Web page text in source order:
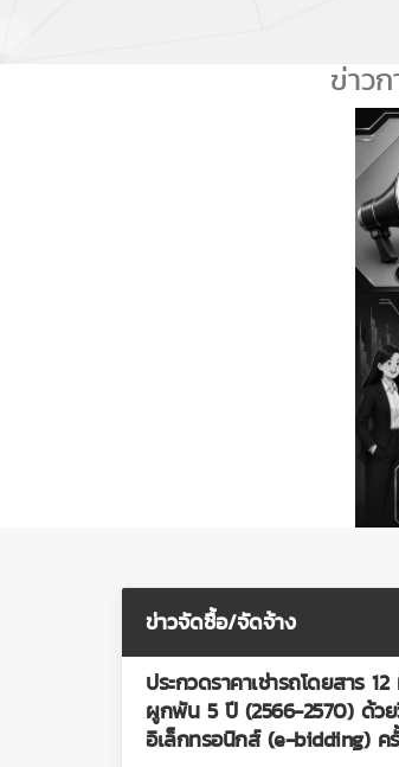
ข่าวการประเมิน
ข่าวจัดซื้อ/จัดจ้าง
ประกวดราคาเช่ารถโดยสาร
ผูกพัน 5 ปี (2566-2570) ด้วย
อิเล็กทรอนิกส์ (e-bidding) ค